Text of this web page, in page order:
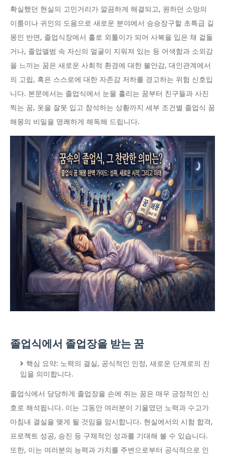
확실했던 현실의 고민거리가 깔끔하게 해결되고, 원하던 소망의
이룸이나 귀인의 도움으로 새로운 분야에서 승승장구할 초특급 길
몽인 반면, 졸업식장에서 홀로 외톨이가 되어 사복을 입은 채 겉돌
거나, 졸업앨범 속 자신의 얼굴이 지워져 있는 등 어색함과 소외감
을 느끼는 꿈은 새로운 사회적 환경에 대한 불안감, 대인관계에서
의 고립, 혹은 스스로에 대한 자존감 저하를 경고하는 위험 신호입
니다. 본문에서는 졸업식에서 눈물 흘리는 꿈부터 친구들과 사진
찍는 꿈, 옷을 잘못 입고 참석하는 상황까지 세부 조건별 졸업식 꿈
해몽의 비밀을 명쾌하게 해독해 드립니다.
졸업식에서 졸업장을 받는 꿈
핵심 요약: 노력의 결실, 공식적인 인정, 새로운 단계로의 진
입을 의미합니다.
졸업식에서 당당하게 졸업장을 손에 쥐는 꿈은 매우 긍정적인 신
호로 해석됩니다. 이는 그동안 여러분이 기울였던 노력과 수고가
마침내 결실을 맺게 될 것임을 암시합니다. 현실에서의 시험 합격,
프로젝트 성공, 승진 등 구체적인 성과를 기대해 볼 수 있습니다.
또한, 이는 여러분의 능력과 가치를 주변으로부터 공식적으로 인